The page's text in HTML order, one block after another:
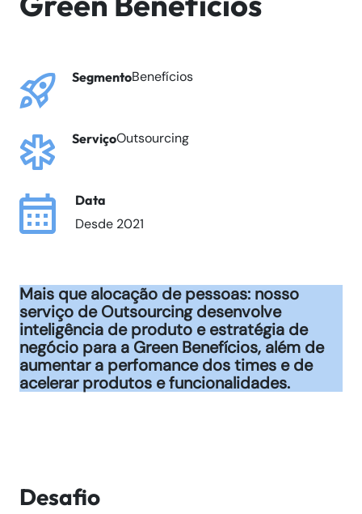
SegmentoBenefícios
ServiçoOutsourcing
Data
Desde 2021
Mais que alocação de pessoas: nosso
serviço de Outsourcing desenvolve
inteligência de produto e estratégia de
negócio para a Green Benefícios, além de
aumentar a perfomance dos times e de
acelerar produtos e funcionalidades.
Desafio